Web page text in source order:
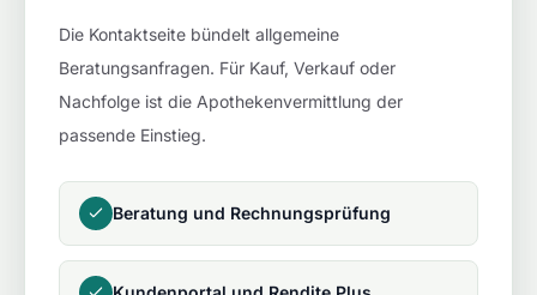
Die Kontaktseite bündelt allgemeine
Beratungsanfragen. Für Kauf, Verkauf oder
Nachfolge ist die Apothekenvermittlung der
passende Einstieg.
Beratung und Rechnungsprüfung